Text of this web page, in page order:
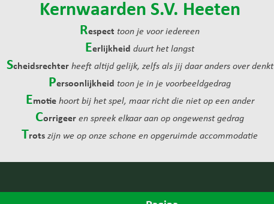
Kernwaarden S.V. Heeten
Respect toon je voor iedereen
Eerlijkheid duurt het langst
Scheidsrechter heeft altijd gelijk, zelfs als jij daar anders over denkt
Persoonlijkheid toon je in je voorbeeldgedrag
Emotie hoort bij het spel, maar richt die niet op een ander
Corrigeer en spreek elkaar aan op ongewenst gedrag
Trots zijn we op onze schone en opgeruimde accommodatie